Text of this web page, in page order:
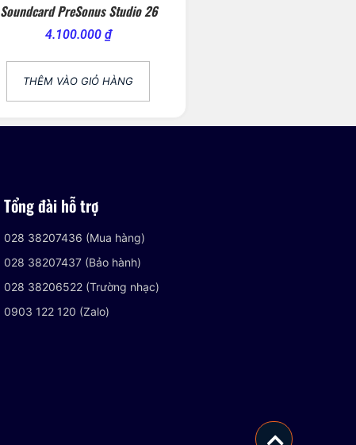
Soundcard PreSonus Studio 26
4.100.000 ₫
THÊM VÀO GIỎ HÀNG
Tổng đài hỗ trợ
028 38207436 (Mua hàng)
028 38207437 (Bảo hành)
028 38206522 (Trường nhạc)
0903 122 120 (Zalo)